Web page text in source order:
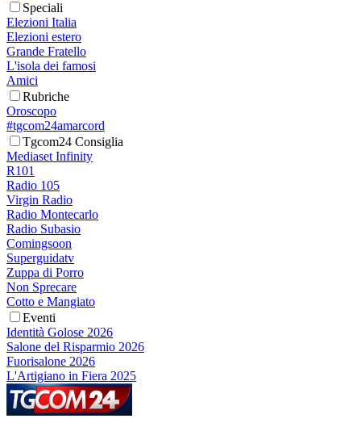
Speciali
Elezioni Italia
Elezioni estero
Grande Fratello
L'isola dei famosi
Amici
Rubriche
Oroscopo
#tgcom24amarcord
Tgcom24 Consiglia
Mediaset Infinity
R101
Radio 105
Virgin Radio
Radio Montecarlo
Radio Subasio
Comingsoon
Superguidatv
Zuppa di Porro
Non Sprecare
Cotto e Mangiato
Eventi
Identità Golose 2026
Salone del Risparmio 2026
Fuorisalone 2026
L'Artigiano in Fiera 2025